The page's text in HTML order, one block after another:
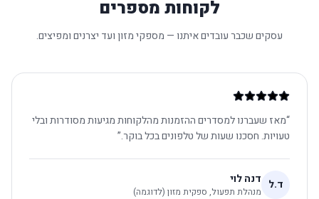
לקוחות מספרים
עסקים שכבר עובדים איתנו — מספקי מזון ועד יצרנים ומפיצים.
“מאז שעברנו למסדרים ההזמנות מהלקוחות מגיעות מסודרות ובלי
טעויות. חסכנו שעות של טלפונים בכל בוקר.”
ד.ל דנה לוי
מנהלת תפעול, ספקית מזון (לדוגמה)